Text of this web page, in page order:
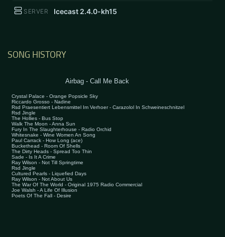
SERVER Icecast 2.4.0-kh15
SONG HISTORY